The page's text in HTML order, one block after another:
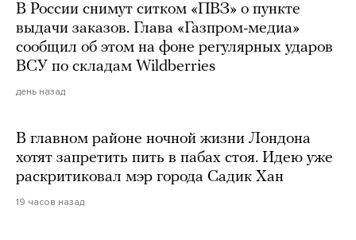
В России снимут ситком «ПВЗ» о пункте
выдачи заказов. Глава «Газпром-медиа»
сообщил об этом на фоне регулярных ударов
ВСУ по складам Wildberries
день назад
В главном районе ночной жизни Лондона
хотят запретить пить в пабах стоя. Идею уже
раскритиковал мэр города Садик Хан
19 часов назад